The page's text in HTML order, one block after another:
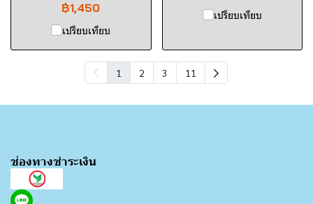
฿1,450
เปรียบเทียบ
เปรียบเทียบ
1 2 3 11
ช่องทางชำระเงิน